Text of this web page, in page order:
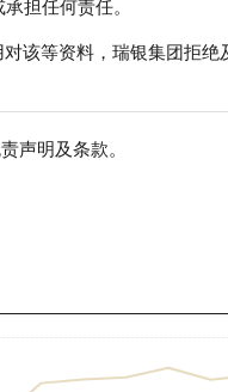
担任何责任。
该等资料，瑞银集团拒绝
声明及条款。